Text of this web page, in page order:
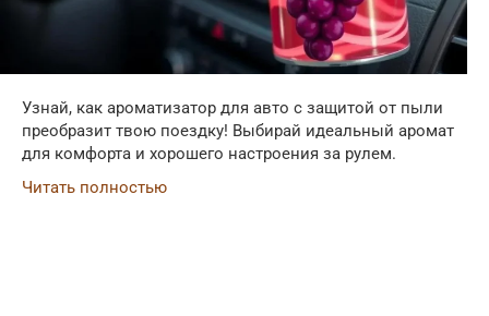
Узнай, как ароматизатор для авто с защитой от пыли
преобразит твою поездку! Выбирай идеальный аромат
для комфорта и хорошего настроения за рулем.
Читать полностью